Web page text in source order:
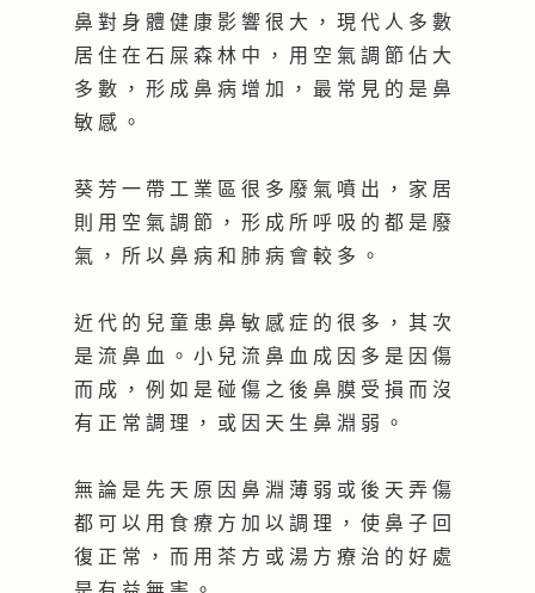
鼻 對 身 體 健 康 影 響 很 大 ， 現 代 人 多 數
居 住 在 石 屎 森 林 中 ， 用 空 氣 調 節 佔 大
多 數 ， 形 成 鼻 病 增 加 ， 最 常 見 的 是 鼻
敏 感 。
葵 芳 一 帶 工 業 區 很 多 廢 氣 噴 出 ， 家 居
則 用 空 氣 調 節 ， 形 成 所 呼 吸 的 都 是 廢
氣 ， 所 以 鼻 病 和 肺 病 會 較 多 。
近 代 的 兒 童 患 鼻 敏 感 症 的 很 多 ， 其 次
是 流 鼻 血 。 小 兒 流 鼻 血 成 因 多 是 因 傷
而 成 ， 例 如 是 碰 傷 之 後 鼻 膜 受 損 而 沒
有 正 常 調 理 ， 或 因 天 生 鼻 淵 弱 。
無 論 是 先 天 原 因 鼻 淵 薄 弱 或 後 天 弄 傷
都 可 以 用 食 療 方 加 以 調 理 ， 使 鼻 子 回
復 正 常 ， 而 用 茶 方 或 湯 方 療 治 的 好 處